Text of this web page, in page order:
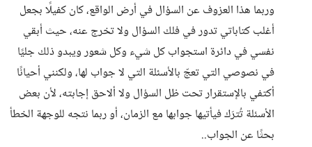
وربما هذا العزوف عن السؤال في أرض الواقع، كان كفيلًا بجعل
أغلب كتاباتي تدور في فلك السؤال ولا تخرج عنه، حيث أبقي
نفسي في دائرة استجواب كل شيء وكل شعور ويبدو ذلك جليًا
في نصوصي التي تعجّ بالأسئلة التي لا جواب لها، ولكنني أحيانًا
أكتفي بالإستقرار تحت ظل السؤال ولا ألاحق إجابته، لأن بعض
الأسئلة تُترَك فيأتيها جوابها مع الزمان، أو ربما نتجه للوجهة الخطأ
بحثًا عن الجواب..